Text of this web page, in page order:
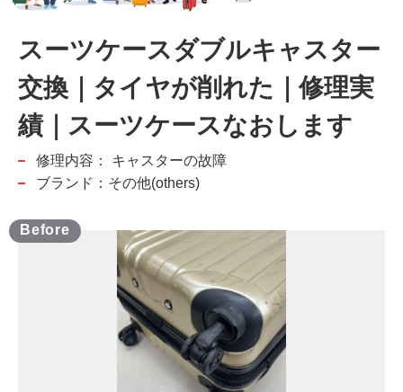
スーツケースダブルキャスター
交換｜タイヤが削れた｜修理実
績｜スーツケースなおします
修理内容：
キャスターの故障
ブランド：その他(others)